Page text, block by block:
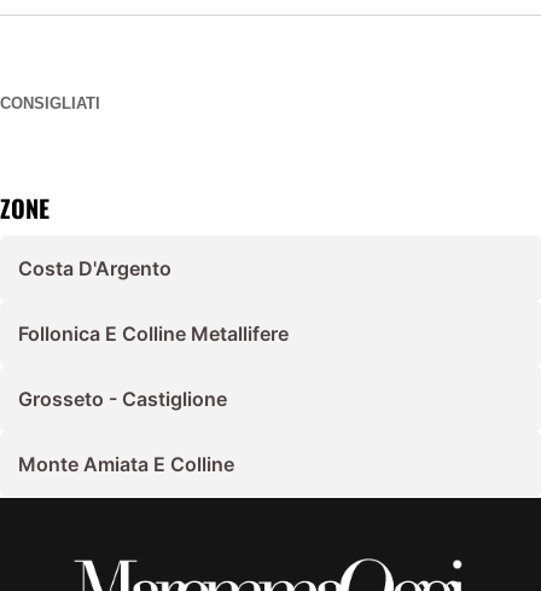
CONSIGLIATI
ZONE
Costa D'Argento
Follonica E Colline Metallifere
Grosseto - Castiglione
Monte Amiata E Colline